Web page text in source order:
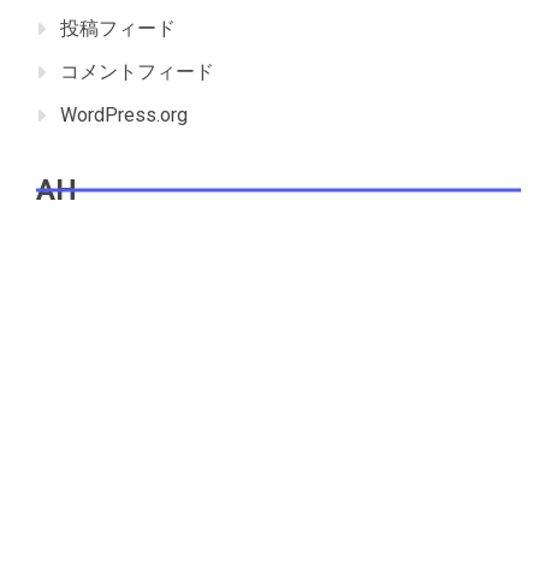
投稿フィード
コメントフィード
WordPress.org
AH